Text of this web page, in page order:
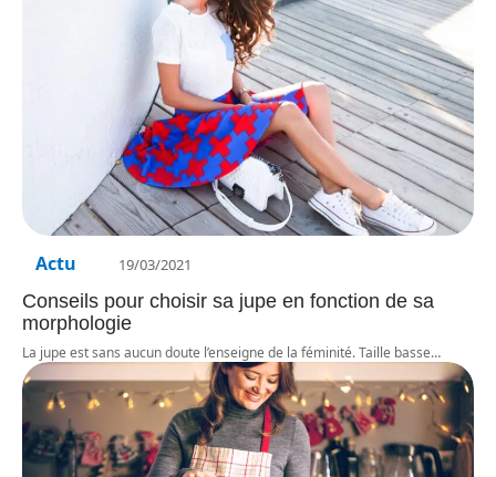
Actu 19/03/2021
Conseils pour choisir sa jupe en fonction de sa
morphologie
La jupe est sans aucun doute l’enseigne de la féminité. Taille basse…